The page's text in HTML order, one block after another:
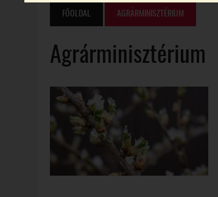
2026.08.04. | ARTPIKNIKET RENDEZNEK A CEREDI
2026.08.04. | CSABAGYÖNGYÉVEL INDULT IDÉN IS A
2026.08.04. SZÓLÁTI NAGYDÍJ 2026
FŐOLDAL AGRÁRMINISZTÉRIUM
Agrárminisztérium